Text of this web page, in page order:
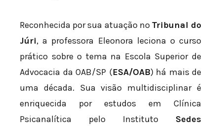
Reconhecida por sua atuação no Tribunal do
Júri, a professora Eleonora leciona o curso
prático sobre o tema na Escola Superior de
Advocacia da OAB/SP (ESA/OAB) há mais de
uma década. Sua visão multidisciplinar é
enriquecida por estudos em Clínica
Psicanalítica pelo Instituto Sedes